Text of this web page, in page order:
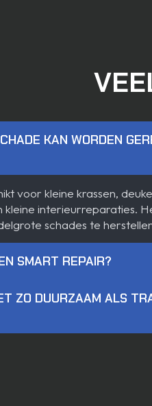
KAN WORDEN
voor kleine krassen,
kleine interieurreparaties.
schades te
SMART REPAIR?
ZO DUURZAAM ALS